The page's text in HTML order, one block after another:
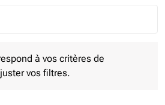
trip Selected
à vos critères de
vos filtres.